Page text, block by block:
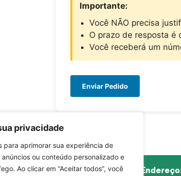
privacidade
para aprimorar sua experiência de
ou conteúdo personalizado e
Ao clicar em “Aceitar todos”, você
Importante:
Você NÃO precisa
O prazo de resposta é
Você receberá um
Enviar Pedido